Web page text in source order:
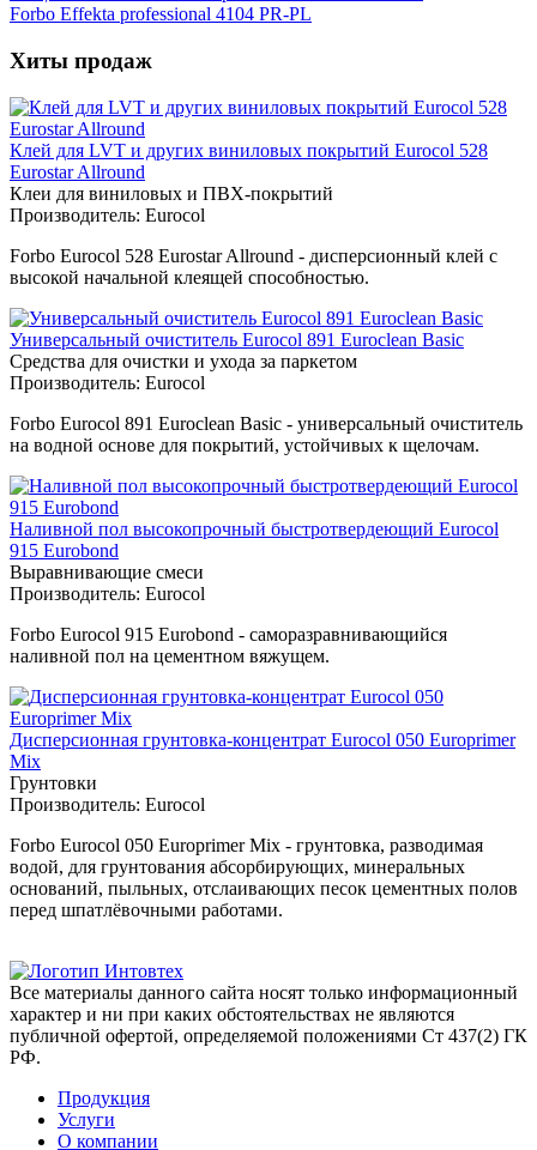
Forbo Effekta professional 4104 PR-PL
Хиты продаж
Клей для LVT и других виниловых покрытий Eurocol 528
Eurostar Allround
Клеи для виниловых и ПВХ-покрытий
Производитель: Eurocol
Forbo Eurocol 528 Eurostar Allround - дисперсионный клей с
высокой начальной клеящей способностью.
Универсальный очиститель Eurocol 891 Euroclean Basic
Средства для очистки и ухода за паркетом
Производитель: Eurocol
Forbo Eurocol 891 Euroclean Basic - универсальный очиститель
на водной основе для покрытий, устойчивых к щелочам.
Наливной пол высокопрочный быстротвердеющий Eurocol
915 Eurobond
Выравнивающие смеси
Производитель: Eurocol
Forbo Eurocol 915 Eurobond - саморазравнивающийся
наливной пол на цементном вяжущем.
Дисперсионная грунтовка-концентрат Eurocol 050 Europrimer
Mix
Грунтовки
Производитель: Eurocol
Forbo Eurocol 050 Europrimer Mix - грунтовка, разводимая
водой, для грунтования абсорбирующих, минеральных
оснований, пыльных, отслаивающих песок цементных полов
перед шпатлёвочными работами.
Все материалы данного сайта носят только информационный
характер и ни при каких обстоятельствах не являются
публичной офертой, определяемой положениями Ст 437(2) ГК
РФ.
Продукция
Услуги
О компании